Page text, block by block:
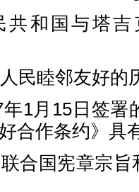
共和国与塔
民睦邻友好的
年1月15日签
合作条约》具
合国宪章宗